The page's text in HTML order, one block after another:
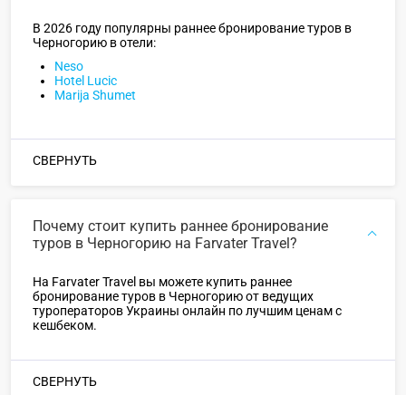
В 2026 году популярны раннее бронирование туров в
Черногорию в отели:
Neso
Hotel Lucic
Marija Shumet
СВЕРНУТЬ
Почему стоит купить раннее бронирование
туров в Черногорию на Farvater Travel?
На Farvater Travel вы можете купить раннее
бронирование туров в Черногорию от ведущих
туроператоров Украины онлайн по лучшим ценам с
кешбеком.
СВЕРНУТЬ